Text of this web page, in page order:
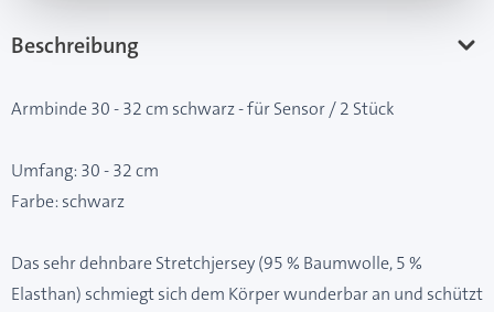
Beschreibung
Armbinde 30 - 32 cm schwarz - für Sensor / 2 Stück
Umfang: 30 - 32 cm
Farbe: schwarz
Das sehr dehnbare Stretchjersey (95 % Baumwolle, 5 %
Elasthan) schmiegt sich dem Körper wunderbar an und schützt